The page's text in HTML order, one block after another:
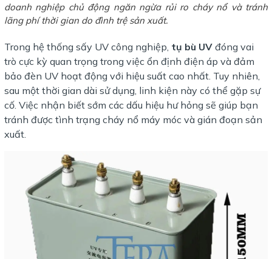
doanh nghiệp chủ động ngăn ngừa rủi ro cháy nổ và tránh
lãng phí thời gian do đình trệ sản xuất.
Trong hệ thống sấy UV công nghiệp, tụ bù UV đóng vai
trò cực kỳ quan trọng trong việc ổn định điện áp và đảm
bảo đèn UV hoạt động với hiệu suất cao nhất. Tuy nhiên,
sau một thời gian dài sử dụng, linh kiện này có thể gặp sự
cố. Việc nhận biết sớm các dấu hiệu hư hỏng sẽ giúp bạn
tránh được tình trạng cháy nổ máy móc và gián đoạn sản
xuất.